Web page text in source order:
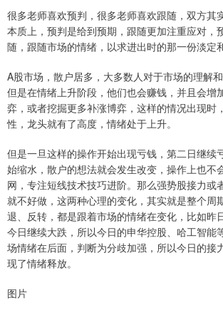
很多老师喜欢预判，很多老师喜欢跟随，双方其
本质上，预判是给到预期，跟随更加注重应对，
随，跟随市场的情绪，以求进出时的那一份淡定
A股市场，散户居多，大多数人对于市场的理解
但是在情绪上升阶段，他们也会赚钱，并且会增
弈，或者挖掘更多补涨博弈，这样的情况出现时
性，龙头就有了高度，情绪处于上升。
但是一旦这样的操作开始出现亏钱，第二日继续
始缩水，散户的想法就会发生改变，操作上也不
网，专注短线技术技巧进阶。那么强势股接力或
就不好做，这两种心理的变化，其实就是整个周
退、反转，都是跟着市场的情绪在变化，比如昨
今日继续大跌，所以今日的申华控股、哈工智能
场情绪在后面，判断为分歧加强，所以今日的接
现了情绪释放。
图片